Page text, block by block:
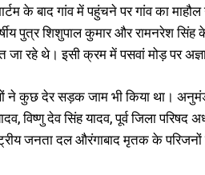
के बाद गांव में पहुंचने पर गांव का
पुत्र शिशुपाल कुमार और रामनरेश
जा रहे थे। इसी क्रम में पसवां मोड़ पर
ने कुछ देर सड़क जाम भी किया था।
विष्णु देव सिंह यादव, पूर्व जिला
जनता दल औरंगाबाद मृतक के